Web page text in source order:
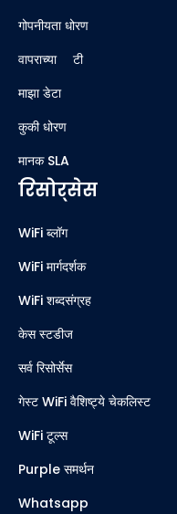
गोपनीयता धोरण
वापराच्या अटी
माझा डेटा
कुकी धोरण
मानक SLA
रिसोर्सेस
WiFi ब्लॉग
WiFi मार्गदर्शक
WiFi शब्दसंग्रह
केस स्टडीज
सर्व रिसोर्सेस
गेस्ट WiFi वैशिष्ट्ये चेकलिस्ट
WiFi टूल्स
Purple समर्थन
Whatsapp